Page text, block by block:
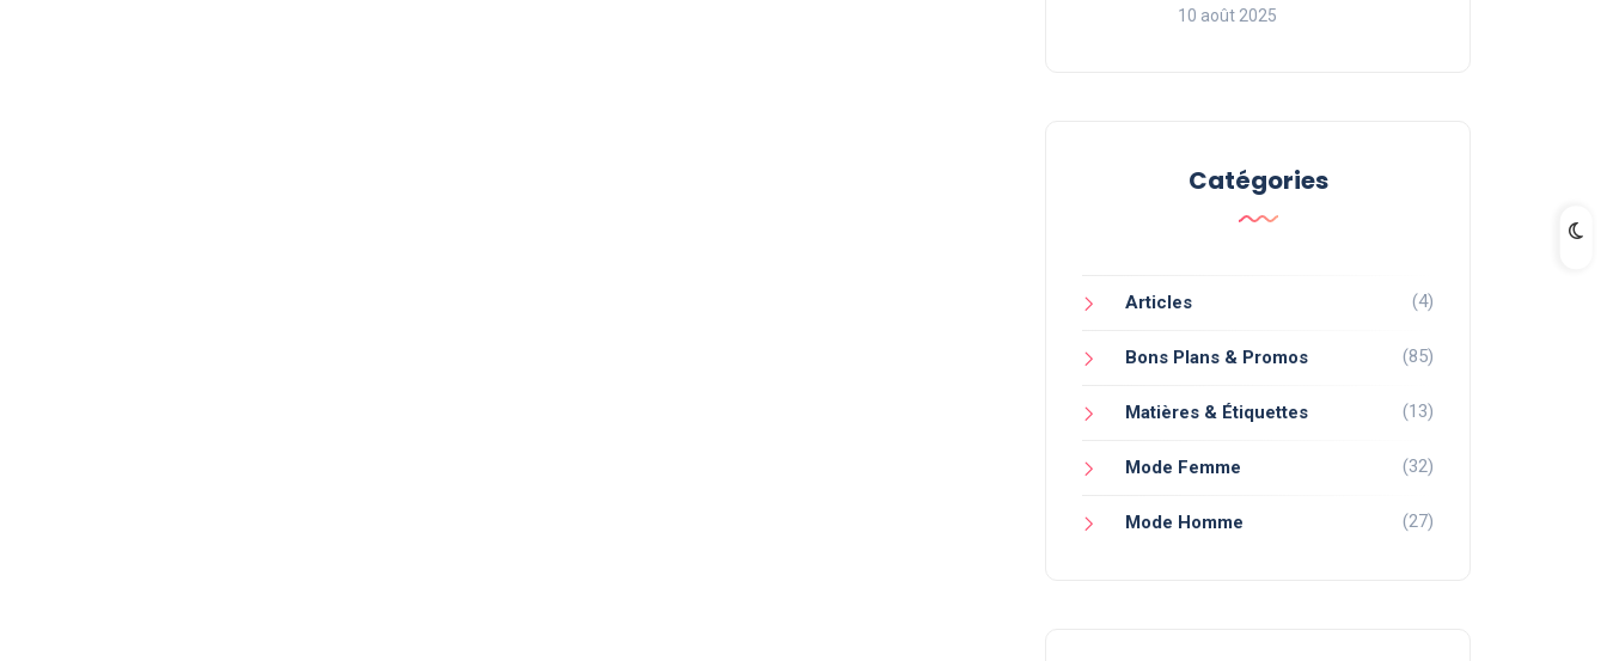
10 août 2025
Catégories
Articles (4)
Bons Plans & Promos (85)
Matières & Étiquettes (13)
Mode Femme (32)
Mode Homme (27)